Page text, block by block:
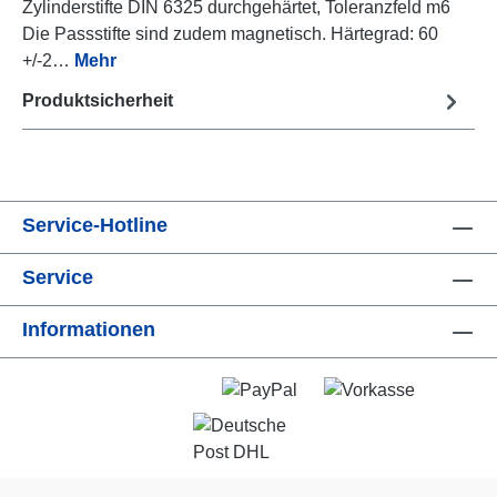
Zylinderstifte DIN 6325 durchgehärtet, Toleranzfeld m6
Die Passstifte sind zudem magnetisch. Härtegrad: 60
+/-2… Mehr
Produktsicherheit
Service-Hotline
Service
Informationen